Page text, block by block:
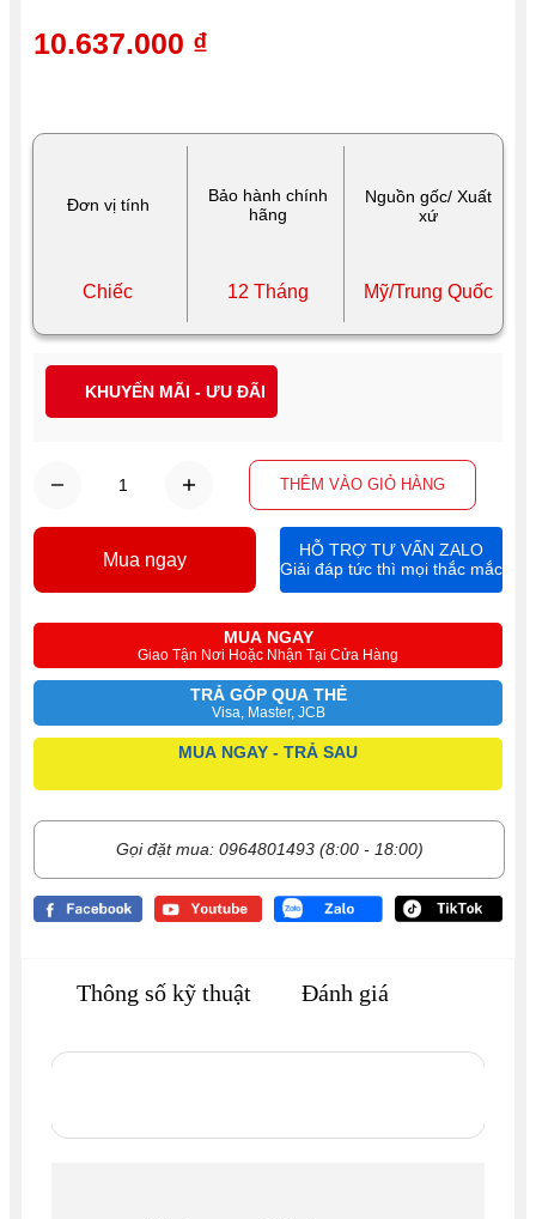
Đơn vị tính
Bảo hành chính
hãng
Nguồn gốc/ Xuất
xứ
Chiếc 12 Tháng Mỹ/Trung Quốc
THÊM VÀO GIỎ HÀNG
MUA NGAY
Giao Tận Nơi Hoặc Nhận Tại Cửa Hàng
TRẢ GÓP QUA THẺ
Visa, Master, JCB
MUA NGAY - TRẢ SAU
Gọi đặt mua: 0964801493 (8:00 - 18:00)
10.637.000 ₫
Mua ngay
HỖ TRỢ TƯ VẤN ZALO
Giải đáp tức thì mọi thắc mắc
KHUYẾN MÃI - ƯU ĐÃI
Thông số kỹ thuật Đánh giá